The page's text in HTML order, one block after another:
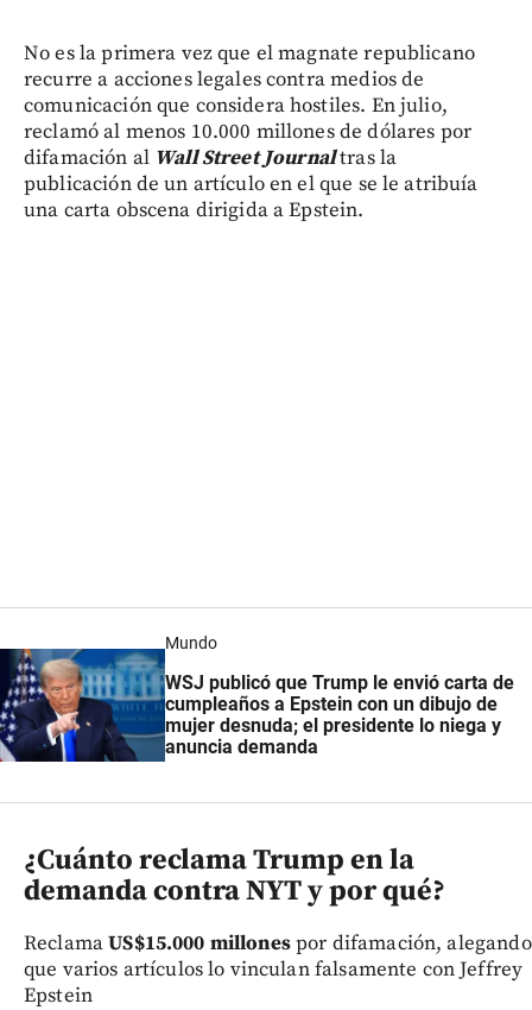
No es la primera vez que el magnate republicano
recurre a acciones legales contra medios de
comunicación que considera hostiles. En julio,
reclamó al menos 10.000 millones de dólares por
difamación al Wall Street Journaltras la
publicación de un artículo en el que se le atribuía
una carta obscena dirigida a Epstein.
Mundo
WSJ publicó que Trump le envió carta de
cumpleaños a Epstein con un dibujo de
mujer desnuda; el presidente lo niega y
anuncia demanda
¿Cuánto reclama Trump en la
demanda contra NYT y por qué?
ReclamaUS$15.000 millonespor difamación, alegando
que varios artículos lo vinculan falsamente con Jeffrey
Epstein